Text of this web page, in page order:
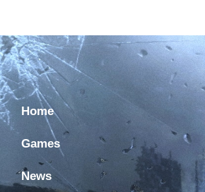
Home
Games
News